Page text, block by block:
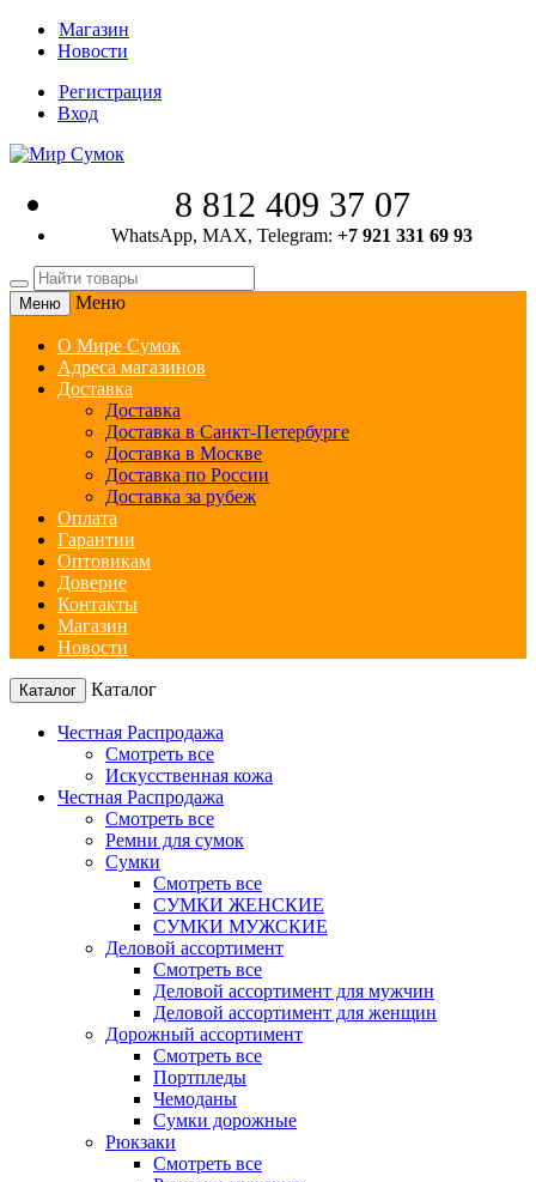
Магазин
Новости
Регистрация
Вход
8 812 409 37 07
WhatsApp, MAX, Telegram: +7 921 331 69 93
Меню Меню
О Мире Сумок
Адреса магазинов
Доставка
Доставка
Доставка в Санкт-Петербурге
Доставка в Москве
Доставка по России
Доставка за рубеж
Оплата
Гарантии
Оптовикам
Доверие
Контакты
Магазин
Новости
Каталог Каталог
Честная Распродажа
Смотреть все
Искусственная кожа
Честная Распродажа
Смотреть все
Ремни для сумок
Сумки
Смотреть все
СУМКИ ЖЕНСКИЕ
СУМКИ МУЖСКИЕ
Деловой ассортимент
Смотреть все
Деловой ассортимент для мужчин
Деловой ассортимент для женщин
Дорожный ассортимент
Смотреть все
Портпледы
Чемоданы
Сумки дорожные
Рюкзаки
Смотреть все